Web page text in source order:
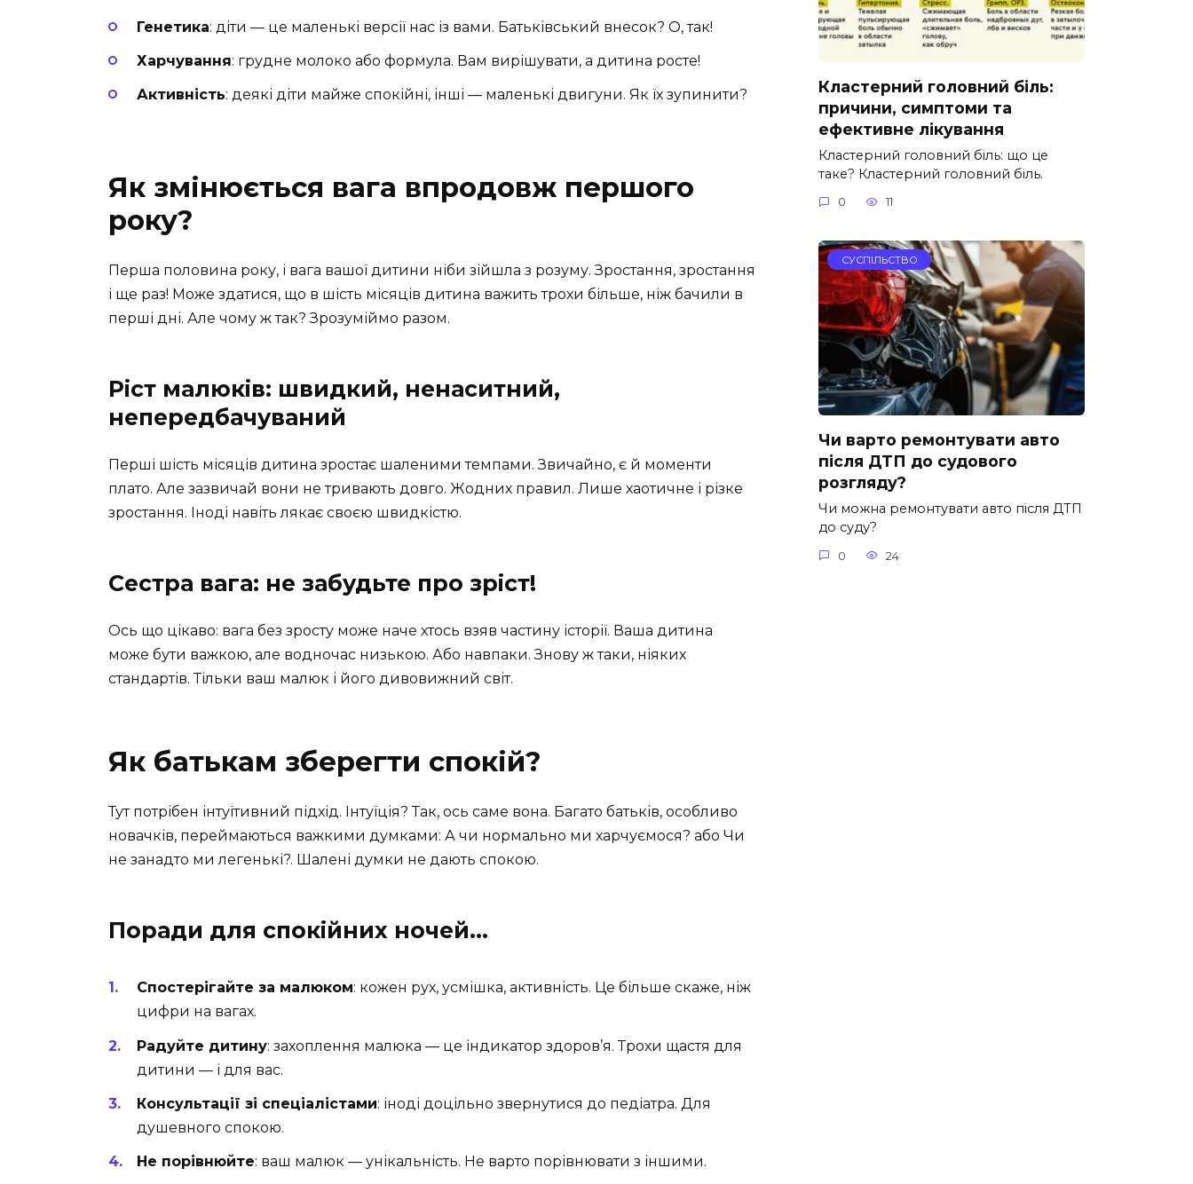
Генетика: діти — це маленькі версії нас із вами. Батьківський внесок? О, так!
Харчування: грудне молоко або формула. Вам вирішувати, а дитина росте!
Активність: деякі діти майже спокійні, інші — маленькі двигуни. Як їх зупинити?
Як змінюється вага впродовж першого
року?
Перша половина року, і вага вашої дитини ніби зійшла з розуму. Зростання, зростання
і ще раз! Може здатися, що в шість місяців дитина важить трохи більше, ніж бачили в
перші дні. Але чому ж так? Зрозуміймо разом.
Ріст малюків: швидкий, ненаситний,
непередбачуваний
Перші шість місяців дитина зростає шаленими темпами. Звичайно, є й моменти
плато. Але зазвичай вони не тривають довго. Жодних правил. Лише хаотичне і різке
зростання. Іноді навіть лякає своєю швидкістю.
Сестра вага: не забудьте про зріст!
Ось що цікаво: вага без зросту може наче хтось взяв частину історії. Ваша дитина
може бути важкою, але водночас низькою. Або навпаки. Знову ж таки, ніяких
стандартів. Тільки ваш малюк і його дивовижний світ.
Як батькам зберегти спокій?
Тут потрібен інтуїтивний підхід. Інтуїція? Так, ось саме вона. Багато батьків, особливо
новачків, переймаються важкими думками: А чи нормально ми харчуємося? або Чи
не занадто ми легенькі?. Шалені думки не дають спокою.
Поради для спокійних ночей…
Спостерігайте за малюком: кожен рух, усмішка, активність. Це більше скаже, ніж
цифри на вагах.
Радуйте дитину: захоплення малюка — це індикатор здоров’я. Трохи щастя для
дитини — і для вас.
Консультації зі спеціалістами: іноді доцільно звернутися до педіатра. Для
душевного спокою.
Не порівнюйте: ваш малюк — унікальність. Не варто порівнювати з іншими.
Кластерний головний біль:
причини, симптоми та
ефективне лікування
Кластерний головний біль: що це
таке? Кластерний головний біль.
0 11
СУСПІЛЬСТВО
Чи варто ремонтувати авто
після ДТП до судового
розгляду?
Чи можна ремонтувати авто після ДТП
до суду?
0 24